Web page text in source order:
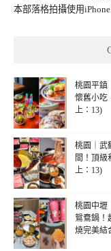
本部落格拍攝使用
桃園平鎮
懷舊小吃
上：13)
桃園｜武
間！頂級
上：13)
桃園中壢
鴛鴦鍋！
燒完美結